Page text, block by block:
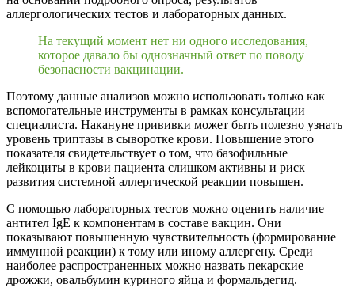
аллергологических тестов и лабораторных данных.
На текущий момент нет ни одного исследования,
которое давало бы однозначный ответ по поводу
безопасности вакцинации.
Поэтому данные анализов можно использовать только как
вспомогательные инструменты в рамках консультации
специалиста. Накануне прививки может быть полезно узнать
уровень триптазы в сыворотке крови. Повышение этого
показателя свидетельствует о том, что базофильные
лейкоциты в крови пациента слишком активны и риск
развития системной аллергической реакции повышен.
С помощью лабораторных тестов можно оценить наличие
антител IgE к компонентам в составе вакцин. Они
показывают повышенную чувствительность (формирование
иммунной реакции) к тому или иному аллергену. Среди
наиболее распространенных можно назвать пекарские
дрожжи, овальбумин куриного яйца и формальдегид.